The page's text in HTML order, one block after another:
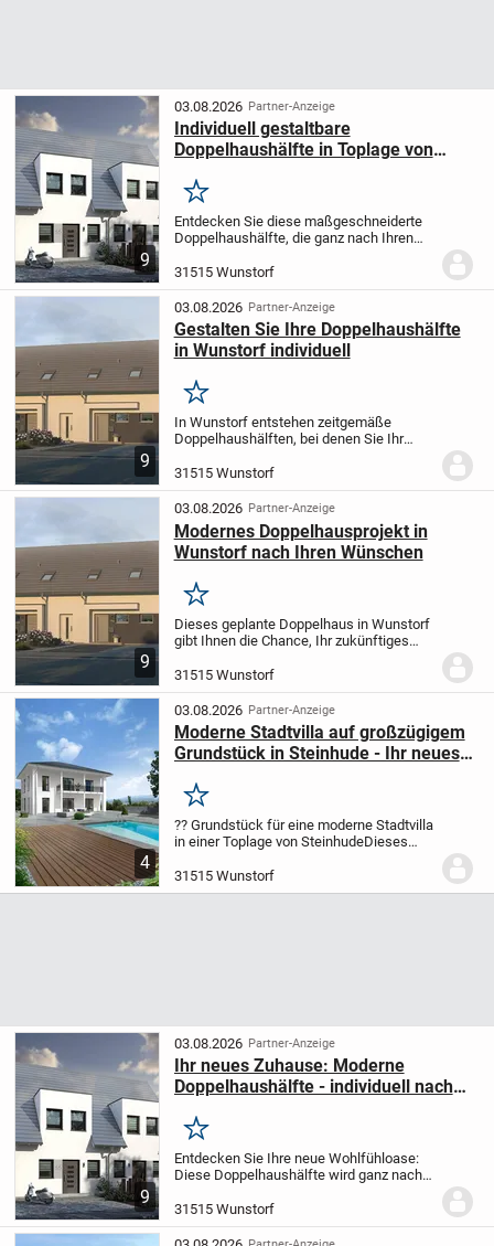
9
03.08.2026 Partner-Anzeige
Individuell gestaltbare
Doppelhaushälfte in Toplage von
Merken
Entdecken Sie diese maßgeschneiderte
Doppelhaushälfte, die ganz nach Ihren
genießen ca. 113,64 m² Wohnfläche auf
einem ca. 345 m² großen Grundstück - in
einer...
31515 Wunstorf
9
03.08.2026 Partner-Anzeige
Gestalten Sie Ihre Doppelhaushälfte
in Wunstorf individuell
Merken
In Wunstorf entstehen zeitgemäße
Doppelhaushälften, bei denen Sie Ihr
Wünschen verwirklichen können. Die
131,18 m² Wohnfläche erstreckt sich über
zwei Etagen und bietet...
31515 Wunstorf
9
03.08.2026 Partner-Anzeige
Modernes Doppelhausprojekt in
Wunstorf nach Ihren Wünschen
Merken
Dieses geplante Doppelhaus in Wunstorf
gibt Ihnen die Chance, Ihr zukünftiges
Bedürfnissen zu gestalten. Auf etwa
131,18 m² Wohnfläche über zwei Ebenen
finden...
31515 Wunstorf
4
03.08.2026 Partner-Anzeige
Moderne Stadtvilla auf großzügigem
Grundstück in Steinhude - Ihr neues
Merken
?? Grundstück für eine moderne Stadtvilla
in einer Toplage von SteinhudeDieses
begehrten Wohngegend von Steinhude
und vereint eine ruhige
31515 Wunstorf
9
03.08.2026 Partner-Anzeige
Ihr neues Zuhause: Moderne
Doppelhaushälfte - individuell nach
Merken
Entdecken Sie Ihre neue Wohlfühloase:
Diese Doppelhaushälfte wird ganz nach
113,64 m² Wohnfläche und einem ca. 345
m² großen Grundstück entsteht Ihr
modernes Heim...
31515 Wunstorf